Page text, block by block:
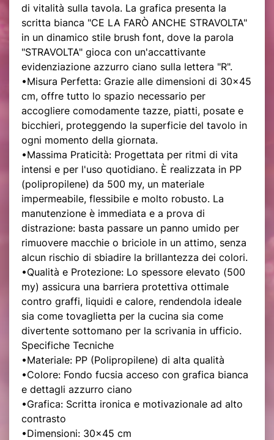
di vitalità sulla tavola. La grafica presenta la
scritta bianca "CE LA FARÒ ANCHE STRAVOLTA"
in un dinamico stile brush font, dove la parola
"STRAVOLTA" gioca con un'accattivante
evidenziazione azzurro ciano sulla lettera "R".
•Misura Perfetta: Grazie alle dimensioni di 30x45
cm, offre tutto lo spazio necessario per
accogliere comodamente tazze, piatti, posate e
bicchieri, proteggendo la superficie del tavolo in
ogni momento della giornata.
•Massima Praticità: Progettata per ritmi di vita
intensi e per l'uso quotidiano. È realizzata in PP
(polipropilene) da 500 my, un materiale
impermeabile, flessibile e molto robusto. La
manutenzione è immediata e a prova di
distrazione: basta passare un panno umido per
rimuovere macchie o briciole in un attimo, senza
alcun rischio di sbiadire la brillantezza dei colori.
•Qualità e Protezione: Lo spessore elevato (500
my) assicura una barriera protettiva ottimale
contro graffi, liquidi e calore, rendendola ideale
sia come tovaglietta per la cucina sia come
divertente sottomano per la scrivania in ufficio.
Specifiche Tecniche
•Materiale: PP (Polipropilene) di alta qualità
•Colore: Fondo fucsia acceso con grafica bianca
e dettagli azzurro ciano
•Grafica: Scritta ironica e motivazionale ad alto
contrasto
•Dimensioni: 30x45 cm